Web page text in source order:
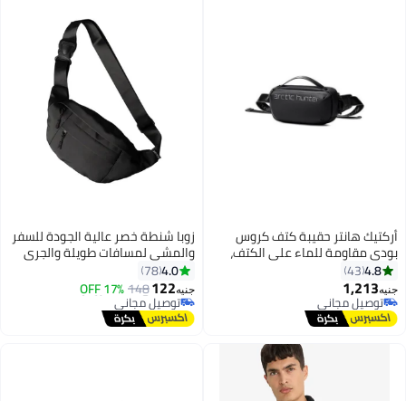
أركتيك هانتر حقيبة كتف كروس
بودي مقاومة للماء على الكتف،
حقيبة خصر مقاومة للماء
4.8
43
جنيه1,213
توصيل مجاني
توصيل مجاني
2
زوبا شنطة خصر عالية الجودة للسفر
والمشي لمسافات طويلة والجري
والرياضة للجنسين (اسود, وسط)3
4.0
78
جنيه122
148
17% OFF
#15 في شنط كروس للنساء
توصيل مجاني
#15 في شنط كروس للنساء